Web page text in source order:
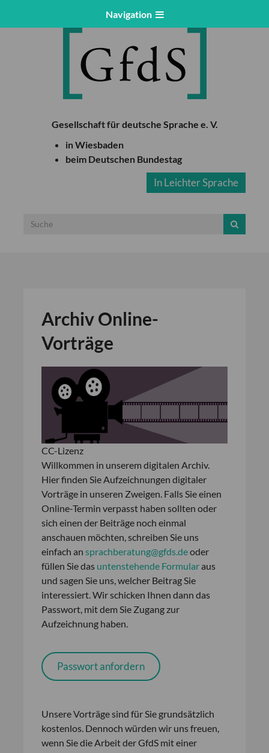
Navigation
Gesellschaft für deutsche Sprache e. V.
in Wiesbaden
beim Deutschen Bundestag
In Leichter Sprache
Archiv Online-
Vorträge
CC-Lizenz
Willkommen in unserem digitalen Archiv.
Hier finden Sie Aufzeichnungen digitaler
Vorträge in unseren Zweigen. Falls Sie einen
Online-Termin verpasst haben sollten oder
sich einen der Beiträge noch einmal
anschauen möchten, schreiben Sie uns
einfach an sprachberatung@gfds.deoder
füllen Sie das untenstehende Formularaus
und sagen Sie uns, welcher Beitrag Sie
interessiert. Wir schicken Ihnen dann das
Passwort, mit dem Sie Zugang zur
Aufzeichnung haben.
Passwort anfordern
Unsere Vorträge sind für Sie grundsätzlich
kostenlos. Dennoch würden wir uns freuen,
wenn Sie die Arbeit der GfdS mit einer